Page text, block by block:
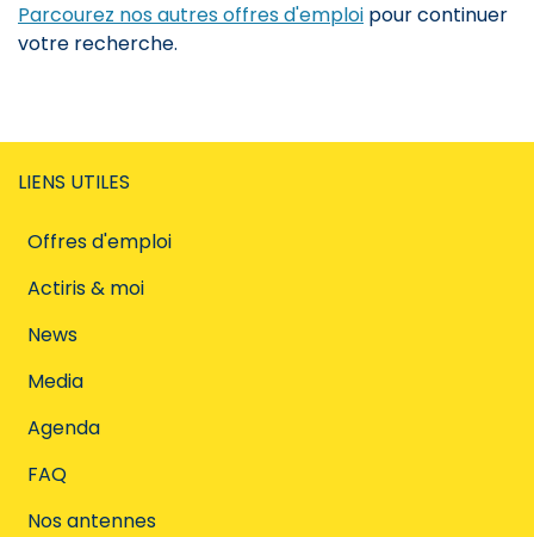
Parcourez nos autres offres d'emploi pour continuer
votre recherche.
LIENS UTILES
Offres d'emploi
Actiris & moi
News
Media
Agenda
FAQ
Nos antennes